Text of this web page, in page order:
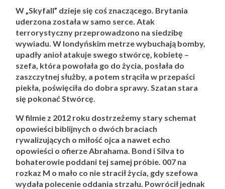
W „Skyfall” dzieje się coś znaczącego. Brytania
uderzona została w samo serce. Atak
terrorystyczny przeprowadzono na siedzibę
wywiadu. W londyńskim metrze wybuchają bomby,
upadły anioł atakuje swego stwórcę, kobietę –
szefa, która powołała go do życia, posłała do
zaszczytnej służby, a potem strąciła w przepaści
piekła, poświęciła do dobra sprawy. Szatan stara
się pokonać Stwórcę.
W filmie z 2012 roku dostrzeżemy stary schemat
opowieści biblijnych o dwóch braciach
rywalizujących o miłość ojca a nawet echo
opowieści o ofierze Abrahama. Bond i Silva to
bohaterowie poddani tej samej próbie. 007 na
rozkaz M o mało co nie stracił życia, gdy szefowa
wydała polecenie oddania strzału. Powrócił jednak